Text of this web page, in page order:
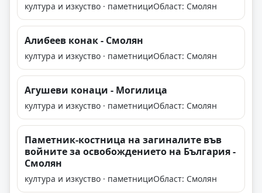
култура и изкуство · паметнициОбласт: Смолян
Алибеев конак - Смолян
култура и изкуство · паметнициОбласт: Смолян
Агушеви конаци - Могилица
култура и изкуство · паметнициОбласт: Смолян
Паметник-костница на загиналите във
войните за освобождението на България -
Смолян
култура и изкуство · паметнициОбласт: Смолян